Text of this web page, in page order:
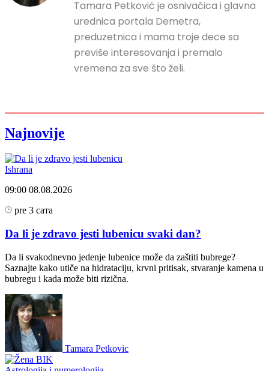
Tamara Petković je osnivačica i glavna
urednica portala Demetra,
preduzetnica i mama troje dece sa
previše interesovanja i premalo
vremena za sve što želi.
Najnovije
Ishrana
09:00 08.08.2026
pre 3 сата
Da li je zdravo jesti lubenicu svaki dan?
Da li svakodnevno jedenje lubenice može da zaštiti bubrege?
Saznajte kako utiče na hidrataciju, krvni pritisak, stvaranje kamena u
bubregu i kada može biti rizična.
Tamara Petkovic